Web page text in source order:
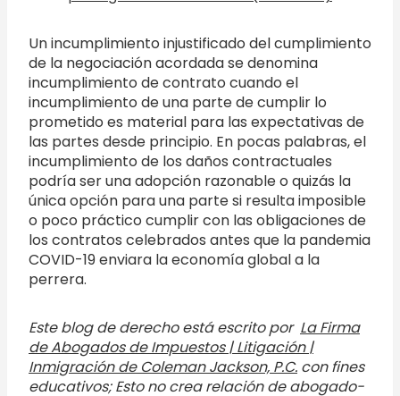
Un incumplimiento injustificado del cumplimiento
de la negociación acordada se denomina
incumplimiento de contrato cuando el
incumplimiento de una parte de cumplir lo
prometido es material para las expectativas de
las partes desde principio. En pocas palabras, el
incumplimiento de los daños contractuales
podría ser una adopción razonable o quizás la
única opción para una parte si resulta imposible
o poco práctico cumplir con las obligaciones de
los contratos celebrados antes que la pandemia
COVID-19 enviara la economía global a la
perrera.
Este blog de derecho está escrito por La Firma
de Abogados de Impuestos | Litigación |
Inmigración de Coleman Jackson, P.C. con fines
educativos; Esto no crea relación de abogado-